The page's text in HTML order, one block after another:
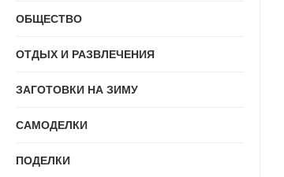
ОБЩЕСТВО
ОТДЫХ И РАЗВЛЕЧЕНИЯ
ЗАГОТОВКИ НА ЗИМУ
САМОДЕЛКИ
ПОДЕЛКИ